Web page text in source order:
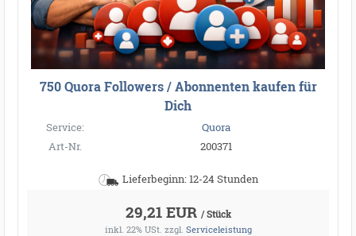
750 Quora Followers / Abonnenten kaufen für
Dich
Service:
Quora
Art-Nr.
200371
Lieferbeginn: 12-24 Stunden
29,21 EUR / Stück
inkl. 22% USt. zzgl. Serviceleistung